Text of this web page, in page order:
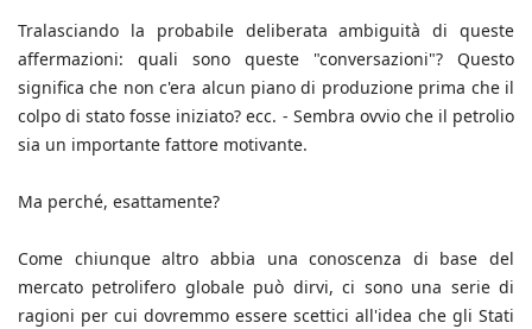
Tralasciando la probabile deliberata ambiguità di queste
affermazioni: quali sono queste "conversazioni"? Questo
significa che non c'era alcun piano di produzione prima che il
colpo di stato fosse iniziato? ecc. - Sembra ovvio che il petrolio
sia un importante fattore motivante.
Ma perché, esattamente?
Come chiunque altro abbia una conoscenza di base del
mercato petrolifero globale può dirvi, ci sono una serie di
ragioni per cui dovremmo essere scettici all'idea che gli Stati